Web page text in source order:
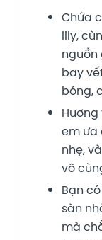
Chứa
lily,
nguồn
bay
bóng,
em ưa
nhẹ,
vô
Bạn
sàn
mà